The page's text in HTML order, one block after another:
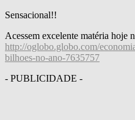
Sensacional!!
Acessem excelente matéria hoje
http://oglobo.globo.com/
bilhoes-no-ano-7635757
- PUBLICIDADE -